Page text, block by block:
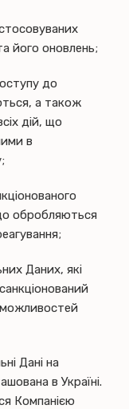
його оновлень;
до
а також
дій, що
в
обробляються
Даних, які
Дані на
в Україні.
Компанією